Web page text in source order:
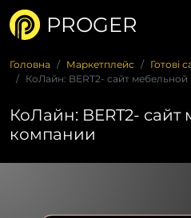
PROGER
Головна Маркетплейс
Готові
КоЛайн: BERT2- сайт
КоЛайн: BERT2- сайт
компании